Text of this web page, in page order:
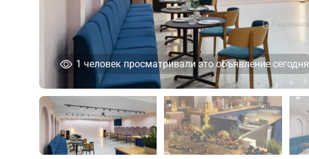
1 человек просматривали это объявление сегодня